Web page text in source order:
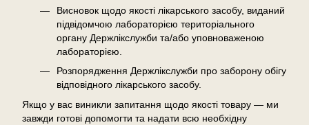
Висновок щодо якості лікарського засобу, виданий
підвідомчою лабораторією територіального
органу Держлікслужби та/або уповноваженою
лабораторією.
Розпорядження Держлікслужби про заборону обігу
відповідного лікарського засобу.
Якщо у вас виникли запитання щодо якості товару — ми
завжди готові допомогти та надати всю необхідну